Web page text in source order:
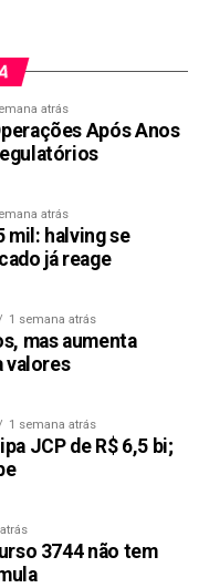
atrás
Após Anos
atrás
mil: halving se
já reage
1 semana atrás
mas aumenta
valores
1 semana atrás
JCP de R$ 6,5 bi;
3744 não tem